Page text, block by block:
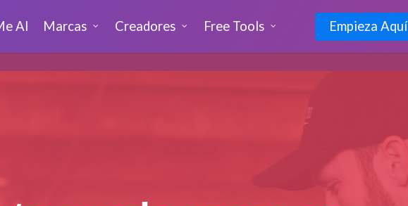
AI Marcas Creadores Free Tools Empieza Aquí